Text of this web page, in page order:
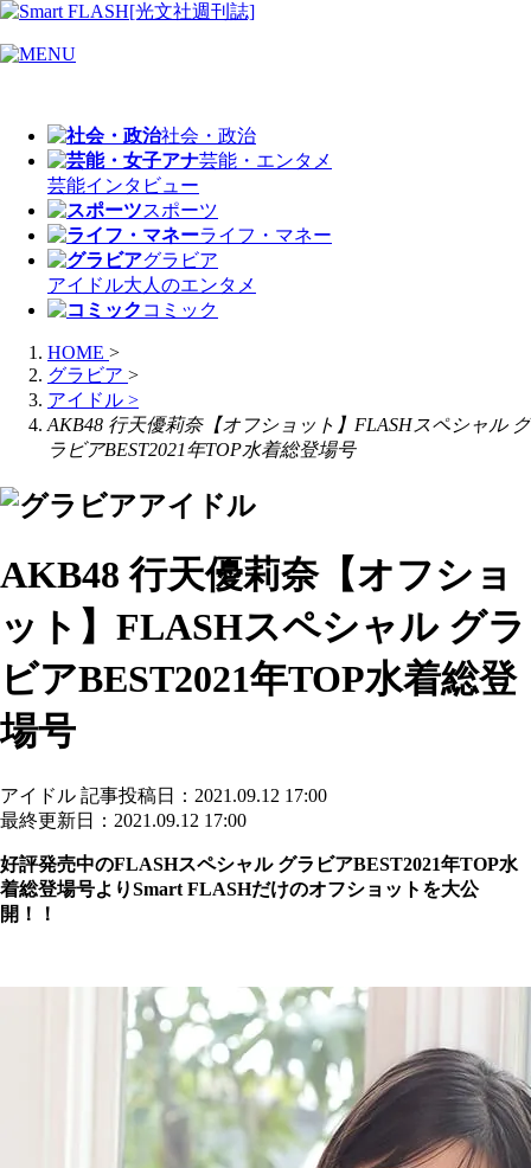
社会・政治
芸能・エンタメ
芸能インタビュー
スポーツ
ライフ・マネー
グラビア
アイドル大人のエンタメ
コミック
HOME >
グラビア >
アイドル >
AKB48 行天優莉奈【オフショット】FLASHスペシャル グ
ラビアBEST2021年TOP水着総登場号
アイドル
AKB48 行天優莉奈【オフショ
ット】FLASHスペシャル グラ
ビアBEST2021年TOP水着総登
場号
アイドル 記事投稿日：2021.09.12 17:00
最終更新日：2021.09.12 17:00
好評発売中のFLASHスペシャル グラビアBEST2021年TOP水
着総登場号よりSmart FLASHだけのオフショットを大公
開！！